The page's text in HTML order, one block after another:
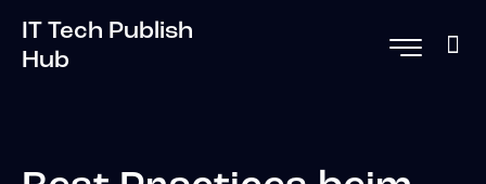
IT Tech Publish
Hub